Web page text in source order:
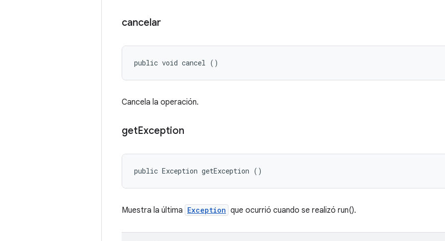
cancelar
public void cancel ()
Cancela la operación.
getException
public Exception getException ()
Muestra la última Exception que ocurrió cuando se realizó run().